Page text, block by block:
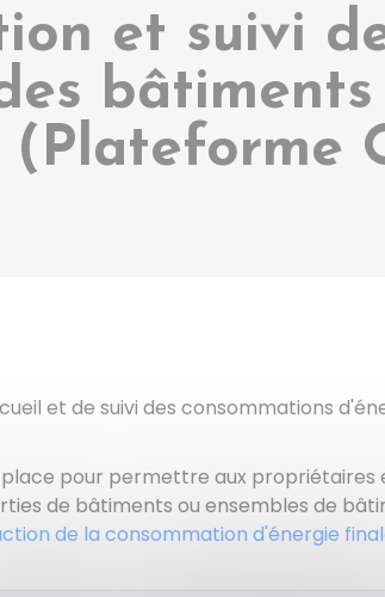
et suivi
(Plateforme
et de suivi des consommations
pour permettre aux propriétaires
de bâtiments ou ensembles de
de la consommation d'énergie